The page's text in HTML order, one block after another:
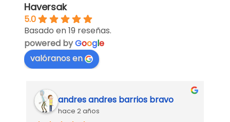
Haversak
5.0
Basado en 19 reseñas.
powered byGoogle
valóranos en
andres andres barrios bravo
hace 2 años